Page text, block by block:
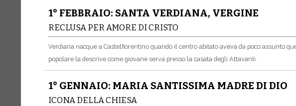
1° FEBBRAIO: SANTA VERDIANA, VERGINE
RECLUSA PER AMORE DI CRISTO
Verdiana nacque a Castelfiorentino quando il centro abitato aveva da poco assunto
popolare la descrive come giovane serva presso la casata degli Attavanti.
1° GENNAIO: MARIA SANTISSIMA MADRE DI DIO
ICONA DELLA CHIESA